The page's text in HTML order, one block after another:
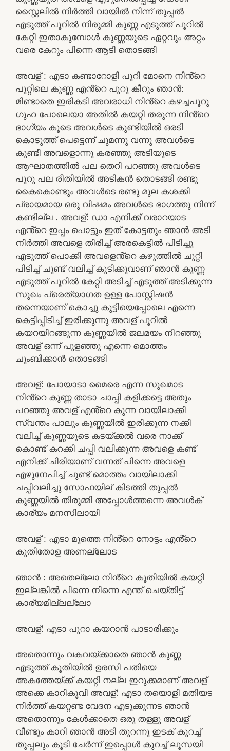
സ്റ്റൈലിൽ നിർത്തി വായിൽ നിന്ന് തുപ്പൽ
എടുത്ത് പൂറിൽ നിരുമ്മി കുണ്ണ എടുത്ത് പൂറിൽ
കേറ്റി ഇതാകുമ്പോൾ കുണ്ണയുടെ ഏറ്റവും അറ്റം
വരെ കേറും പിന്നെ ആടി തൊടങ്ങി
അവള് : എടാ കണ്ടാറോളി പൂറി മോനെ നിൻ്റെ
പൂറ്റിലെ കുണ്ണ എൻ്റെ പൂറു കീറും ഞാൻ:
മിണ്ടാതെ ഇരികടി അവരാധി നിൻ്റെ കഴച്ചപൂറു
ഗുഹ പോലെയാ അതിൽ കയറ്റി തരുന്ന നിൻ്റെ
ഭാഗ്യം കൂടെ അവൾടെ കുണ്ടിയിൽ ഒരടി
കൊടുത്ത് പെട്ടെന്ന് ചുമന്നു വന്നു അവൾടെ
കുണ്ടീ അവളൊന്നു കരഞ്ഞു അടിയുടെ
ആഘാതത്തിൽ പല തെറി പറഞ്ഞു അവൾടെ
പൂറു പല രീതിയിൽ അടികൻ തൊടങ്ങി രണ്ടു
കൈകൊണ്ടും അവൾടെ രണ്ടു മുല കശക്കി
പ്രായമായ ഒരു വിഷമം അവൾടെ ഭാഗത്തു നിന്ന്
കണ്ടില്ല . അവള്: ഡാ എനിക്ക് വരാറയാട
എൻ്റെ ഇപ്പം പൊട്ടും ഇത് കോട്ടതും ഞാൻ അടി
നിർത്തി അവളെ തിരിച്ച് അരകെട്ടിൽ പിടിച്ചു
എടുത്ത് പൊക്കി അവളെൻ്റെ കഴുത്തിൽ ചുറ്റി
പിടിച്ച് ചുണ്ട് വലിച്ച് കുടിക്കുവാണ് ഞാൻ കുണ്ണ
എടുത്ത് പൂറിൽ കേറ്റി അടിച്ച് എടുത്ത് അടിക്കുന്ന
സുഖം പ്രെത്യാഗത ഉള്ള പോസ്റ്റിഷൻ
തന്നെയാണ് കൊച്ചു കുട്ടിയെപ്പോലെ എന്നെ
കെട്ടിപ്പിടിച്ച് ഇരിക്കുന്നു അവള് പൂറിൽ
കയറയിറങ്ങുന്ന കുണ്ണയിൽ ജലമയം നിറഞ്ഞു
അവള് ഒന്ന് പുളഞ്ഞു എന്നെ മൊത്തം
ചുംബിക്കാൻ തൊടങ്ങി
അവള്: പോയാടാ മൈരെ എന്ന സുഖമാട
നിൻ്റെ കുണ്ണ താടാ ചാപ്പി കളിക്കട്ടെ അതും
പറഞ്ഞു അവള് എൻ്റെ കുന്ന വായിലാക്കി
സ്വന്തം പാലും കുണ്ണയിൽ ഇരിക്കുന്ന നക്കി
വലിച്ച് കുണ്ണയുടെ കടയ്ക്കൽ വരെ നാക്ക്
കൊണ്ട് കറക്കി ചപ്പി വലിക്കുന്ന അവളെ കണ്ട്
എനിക്ക് ചിരിയാണ് വന്നത് പിന്നെ അവളെ
എഴുനേപിച്ച് ചുണ്ട് മൊത്തം വായിലാക്കി
ചപ്പിവലിച്ചു സോഫയില് കിടത്തി തുപ്പൽ
കുണ്ണയിൽ തിരുമ്മി അപ്പോൾത്തന്നെ അവൾക്
കാര്യം മനസിലായി
അവള് : എടാ മുത്തെ നിൻ്റെ നോട്ടം എൻ്റെ
കൂതിതോള അണല്ലോട
ഞാൻ : അതെല്ലോ നിൻ്റെ കൂതിയിൽ കയറ്റി
ഇല്ലങ്കിൽ പിന്നെ നിന്നെ എന്ത് ചെയ്തിട്ട്
കാര്യമില്ലല്ലോ
അവള്: എടാ പൂറാ കയറാൻ പാടാരിക്കും
അതൊന്നും വകവയ്ക്കാതെ ഞാൻ കുണ്ണ
എടുത്ത് കൂതിയിൽ ഉരസി പതിയെ
അകത്തേയ്ക്ക് കയറ്റി നല്ല ഇറുക്കമാണ് അവള്
അക്കെ കാറികൂവി അവള്: എടാ തയൊളി മതിയട
നിർത്ത് കയറ്റണ്ട വേദന എടുക്കുന്നട ഞാൻ
അതൊന്നും കേൾക്കാതെ ഒരു തള്ളു അവള്
വീണ്ടും കാറി ഞാൻ അടി തുറന്നു ഇടക് കുറച്ച്
തുപ്പലും കൂടി ചേർന്ന് ഇപ്പൊൾ കുറച്ച് ലൂസയി